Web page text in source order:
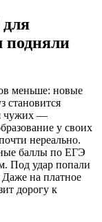
подняли
меньше: новые
становится
чужих —
у своих
нереально.
баллы по ЕГЭ
Под удар попали
на платное
дорогу к